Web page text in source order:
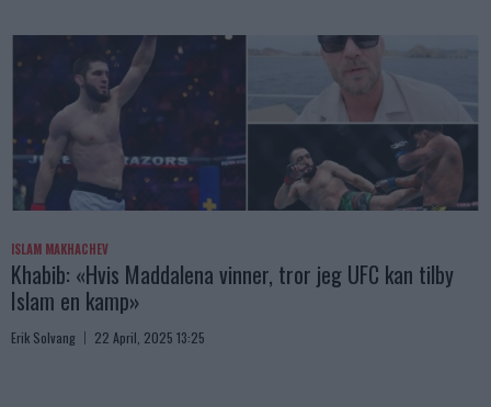
ISLAM MAKHACHEV
Khabib: «Hvis Maddalena vinner, tror jeg UFC kan tilby
Islam en kamp»
Erik Solvang 22 April, 2025 13:25